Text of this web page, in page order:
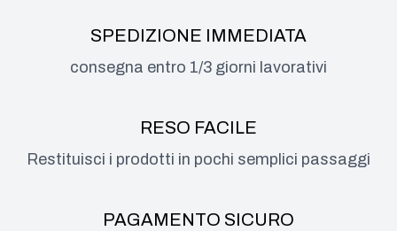
SPEDIZIONE IMMEDIATA
consegna entro 1/3 giorni lavorativi
RESO FACILE
Restituisci i prodotti in pochi semplici passaggi
PAGAMENTO SICURO